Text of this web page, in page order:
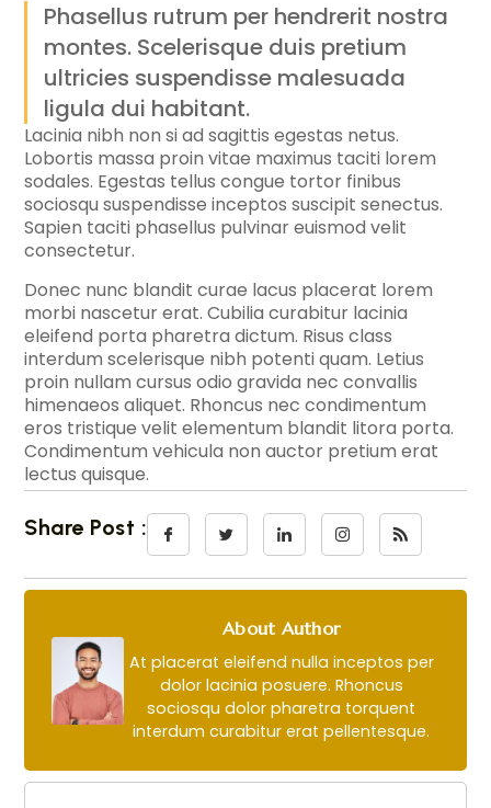
Phasellus rutrum per hendrerit nostra
montes. Scelerisque duis pretium
ultricies suspendisse malesuada
ligula dui habitant.
Lacinia nibh non si ad sagittis egestas netus.
Lobortis massa proin vitae maximus taciti lorem
sodales. Egestas tellus congue tortor finibus
sociosqu suspendisse inceptos suscipit senectus.
Sapien taciti phasellus pulvinar euismod velit
consectetur.
Donec nunc blandit curae lacus placerat lorem
morbi nascetur erat. Cubilia curabitur lacinia
eleifend porta pharetra dictum. Risus class
interdum scelerisque nibh potenti quam. Letius
proin nullam cursus odio gravida nec convallis
himenaeos aliquet. Rhoncus nec condimentum
eros tristique velit elementum blandit litora porta.
Condimentum vehicula non auctor pretium erat
lectus quisque.
Share Post :
About Author
At placerat eleifend nulla inceptos per
dolor lacinia posuere. Rhoncus
sociosqu dolor pharetra torquent
interdum curabitur erat pellentesque.